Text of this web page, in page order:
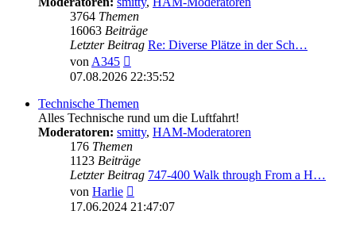
3764 Themen
16063 Beiträge
Letzter Beitrag Re: Diverse Plätze in der Sch…
vonA345
Beitrag
07.08.2026 22:35:52
Technische Themen
Alles Technische rund um die Luftfahrt!
Moderatoren: smitty, HAM-Moderatoren
176 Themen
1123 Beiträge
Letzter Beitrag 747-400 Walk through From a H…
von Harlie
Beitrag
17.06.2024 21:47:07